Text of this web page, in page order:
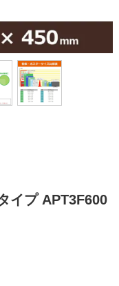
イプ APT3F600